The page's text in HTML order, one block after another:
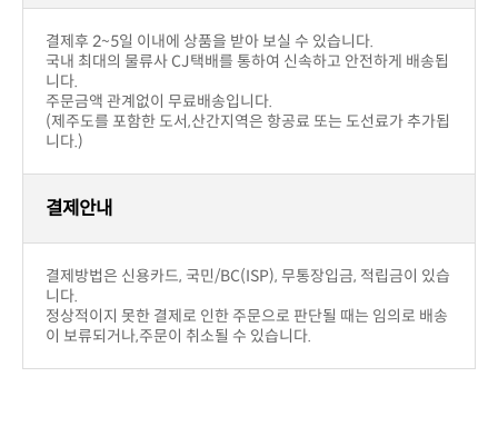
결제후 2~5일 이내에 상품을 받아 보실 수 있습니다.
니다.
주문금액 관계없이 무료배송입니다.
니다.)
결제안내
니다.
이 보류되거나,주문이 취소될 수 있습니다.